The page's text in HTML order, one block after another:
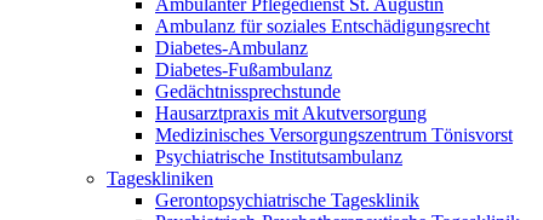
Ambulanter Pflegedienst St. Augustin
Ambulanz für soziales Entschädigungsrecht
Diabetes-Ambulanz
Diabetes-Fußambulanz
Gedächtnissprechstunde
Hausarztpraxis mit Akutversorgung
Medizinisches Versorgungszentrum Tönisvorst
Psychiatrische Institutsambulanz
Tageskliniken
Gerontopsychiatrische Tagesklinik